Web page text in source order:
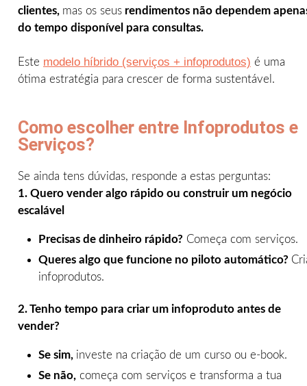
clientes, mas os seus rendimentos não dependem
do tempo disponível para consultas.
Este modelo híbrido (serviços + infoprodutos) é uma
ótima estratégia para crescer de forma sustentável.
Como escolher entre Infoprodutos e
Serviços?
Se ainda tens dúvidas, responde a estas perguntas:
1. Quero vender algo rápido ou construir um negócio
escalável
Precisas de dinheiro rápido? Começa com serviços.
Queres algo que funcione no piloto automático?
infoprodutos.
2. Tenho tempo para criar um infoproduto antes de
vender?
Se sim, investe na criação de um curso ou e-book.
Se não, começa com serviços e transforma a tua